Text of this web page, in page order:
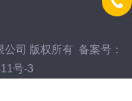
司 版权所有 备案号：
号-3